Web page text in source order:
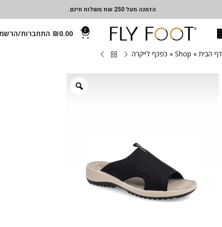
הזמנה מעל 250 שח משלוח חינם.
0
₪0.00 התחברות/
דף הבית »
Shop
» כפכף לייקרה